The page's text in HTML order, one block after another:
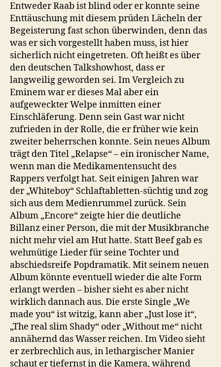
Entweder Raab ist blind oder er konnte seine
Enttäuschung mit diesem prüden Lächeln der
Begeisterung fast schon überwinden, denn das
was er sich vorgestellt haben muss, ist hier
sicherlich nicht eingetreten. Oft heißt es über
den deutschen Talkshowhost, dass er
langweilig geworden sei. Im Vergleich zu
Eminem war er dieses Mal aber ein
aufgeweckter Welpe inmitten einer
Einschläferung. Denn sein Gast war nicht
zufrieden in der Rolle, die er früher wie kein
zweiter beherrschen konnte. Sein neues Album
trägt den Titel „Relapse“ – ein ironischer Name,
wenn man die Medikamentensucht des
Rappers verfolgt hat. Seit einigen Jahren war
der „Whiteboy“ Schlaftabletten-süchtig und zog
sich aus dem Medienrummel zurück. Sein
Album „Encore“ zeigte hier die deutliche
Billanz einer Person, die mit der Musikbranche
nicht mehr viel am Hut hatte. Statt Beef gab es
wehmütige Lieder für seine Tochter und
abschiedsreife Popdramatik. Mit seinem neuen
Album könnte eventuell wieder die alte Form
erlangt werden – bisher sieht es aber nicht
wirklich dannach aus. Die erste Single „We
made you“ ist witzig, kann aber „Just lose it“,
„The real slim Shady“ oder „Without me“ nicht
annähernd das Wasser reichen. Im Video sieht
er zerbrechlich aus, in lethargischer Manier
schaut er tiefernst in die Kamera, während